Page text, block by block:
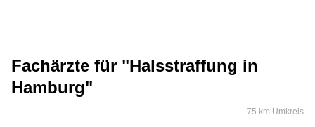
Fachärzte für "Halsstraffung in
Hamburg"
75 km Umkreis